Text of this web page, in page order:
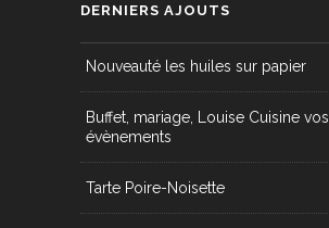
DERNIERS AJOUTS
Nouveauté les huiles sur papier
Buffet, mariage, Louise Cuisine vos
évènements
Tarte Poire-Noisette